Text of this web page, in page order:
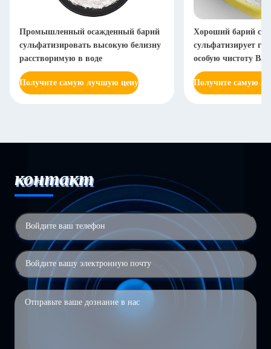
Промышленный осажденный барий
сульфатизировать высокую белизну
расстворимую в воде
Получите самую лучшую цену
Хороший барий
сульфатизирует
особую чистоту
Получите самую
контакт